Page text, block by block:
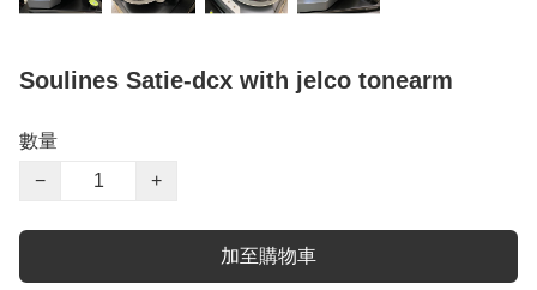
Soulines Satie-dcx with jelco tonearm
數量
−
+
加至購物車